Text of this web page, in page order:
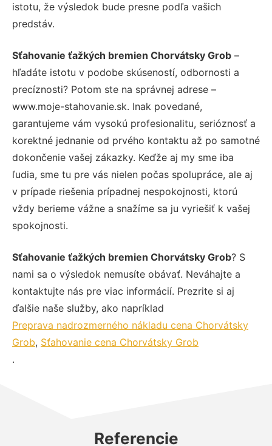
istotu, že výsledok bude presne podľa vašich
predstáv.
Sťahovanie ťažkých bremien Chorvátsky Grob –
hľadáte istotu v podobe skúseností, odbornosti a
precíznosti? Potom ste na správnej adrese –
www.moje-stahovanie.sk. Inak povedané,
garantujeme vám vysokú profesionalitu, serióznosť a
korektné jednanie od prvého kontaktu až po samotné
dokončenie vašej zákazky. Keďže aj my sme iba
ľudia, sme tu pre vás nielen počas spolupráce, ale aj
v prípade riešenia prípadnej nespokojnosti, ktorú
vždy berieme vážne a snažíme sa ju vyriešiť k vašej
spokojnosti.
Sťahovanie ťažkých bremien Chorvátsky Grob? S
nami sa o výsledok nemusíte obávať. Neváhajte a
kontaktujte nás pre viac informácií. Prezrite si aj
ďalšie naše služby, ako napríklad
Preprava nadrozmerného nákladu cena Chorvátsky
Grob, Sťahovanie cena Chorvátsky Grob
.
Referencie